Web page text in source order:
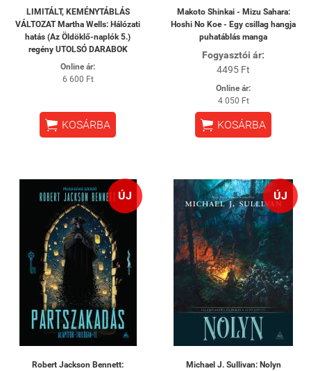
LIMITÁLT, KEMÉNYTÁBLÁS
VÁLTOZAT Martha Wells: Hálózati
hatás (Az Öldöklő-naplók 5.)
regény UTOLSÓ DARABOK
Online ár:
6 600 Ft
 KOSÁRBA
Makoto Shinkai - Mizu Sahara:
Hoshi No Koe - Egy csillag hangja
puhatáblás manga
Fogyasztói ár:
4495 Ft
Online ár:
4 050 Ft
 KOSÁRBA
ÚJ
Robert Jackson Bennett:
ÚJ
Michael J. Sullivan: Nolyn